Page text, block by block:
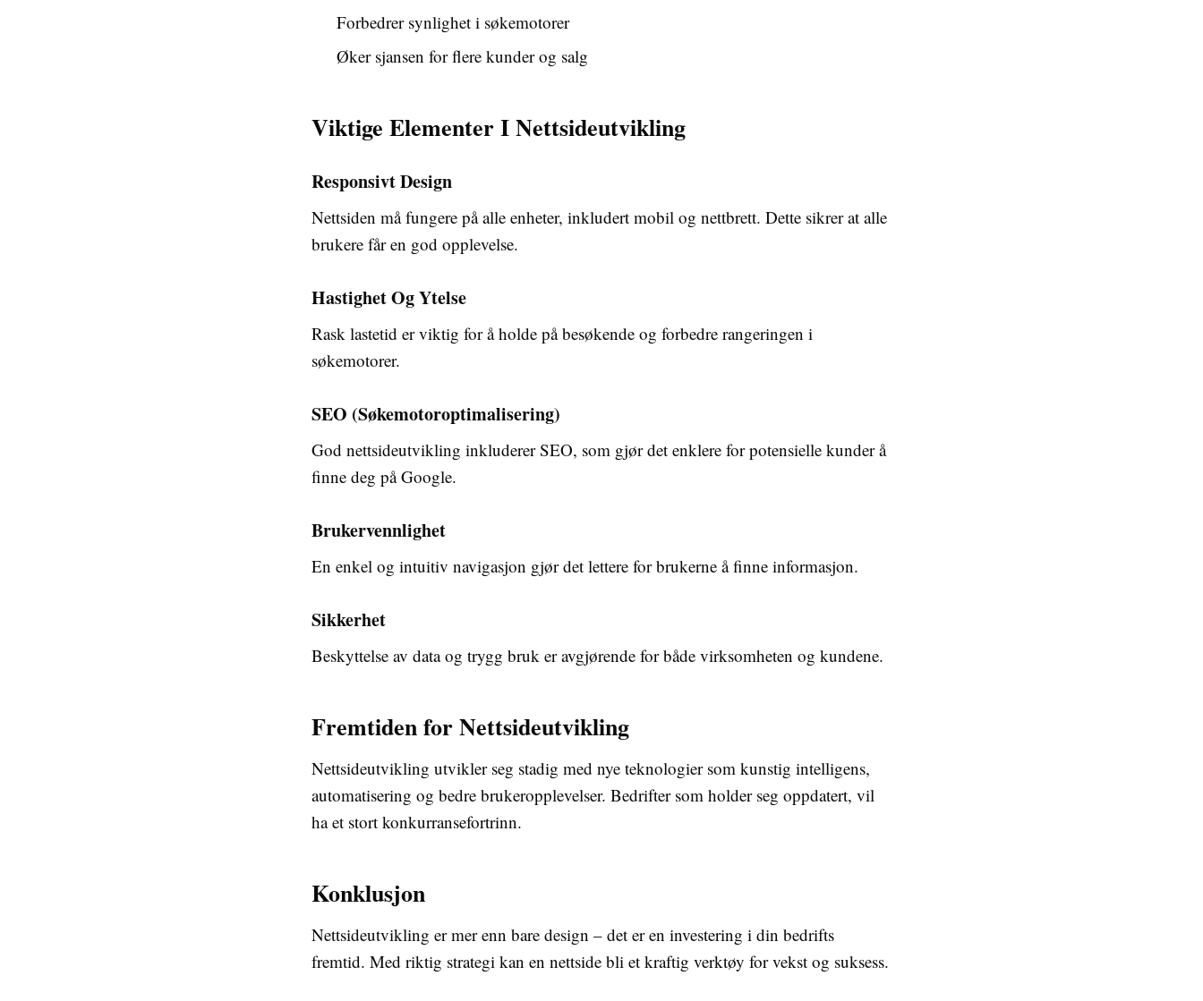
Forbedrer synlighet i søkemotorer
Øker sjansen for flere kunder og salg
Viktige Elementer I Nettsideutvikling
Responsivt Design
Nettsiden må fungere på alle enheter, inkludert mobil og nettbrett. Dette sikrer at alle
brukere får en god opplevelse.
Hastighet Og Ytelse
Rask lastetid er viktig for å holde på besøkende og forbedre rangeringen i
søkemotorer.
SEO (Søkemotoroptimalisering)
God nettsideutvikling inkluderer SEO, som gjør det enklere for potensielle kunder å
finne deg på Google.
Brukervennlighet
En enkel og intuitiv navigasjon gjør det lettere for brukerne å finne informasjon.
Sikkerhet
Beskyttelse av data og trygg bruk er avgjørende for både virksomheten og kundene.
Fremtiden for Nettsideutvikling
Nettsideutvikling utvikler seg stadig med nye teknologier som kunstig intelligens,
automatisering og bedre brukeropplevelser. Bedrifter som holder seg oppdatert, vil
ha et stort konkurransefortrinn.
Konklusjon
Nettsideutvikling er mer enn bare design – det er en investering i din bedrifts
fremtid. Med riktig strategi kan en nettside bli et kraftig verktøy for vekst og suksess.